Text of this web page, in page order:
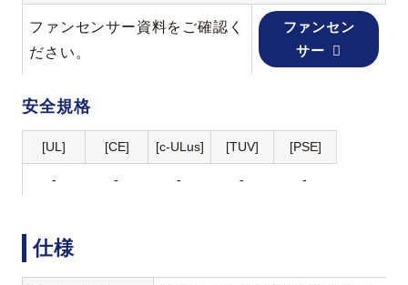
ファンセンサー資料をご確認く
ださい。
ファンセン
サー
安全規格
[UL] [CE] [c-ULus] [TUV] [PSE]
- - - - -
仕様